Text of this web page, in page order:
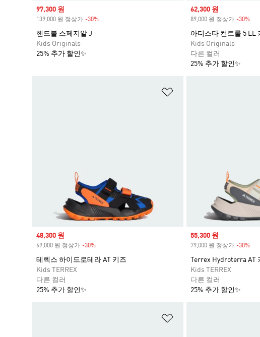
Sale price
97,300 원
139,000 원 정상가 -30%
핸드볼 스페지알 J
Kids Originals
25% 추가 할인✨
Sale price
62,300 원
89,000 원 정상가 -30%
아디스타 컨트롤 5 EL
Kids Originals
다른 컬러
25% 추가 할인✨
Sale price
48,300 원
69,000 원 정상가 -30%
테렉스 하이드로테라 AT 키즈
Kids TERREX
다른 컬러
25% 추가 할인✨
Sale price
55,300 원
79,000 원 정상가 -30%
Terrex Hydroterra AT
Kids TERREX
다른 컬러
25% 추가 할인✨